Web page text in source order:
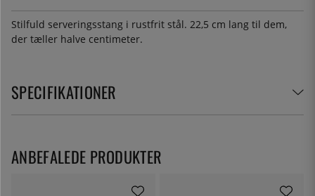
Stilfuld serveringsstang i rustfrit stål. 22,5 cm lang til dem,
der tæller halve centimeter.
SPECIFIKATIONER
ANBEFALEDE PRODUKTER